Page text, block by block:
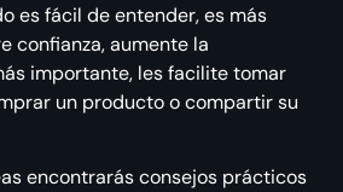
es fácil de entender, es más
confianza, aumente la
importante, les facilite tomar
un producto o compartir su
encontrarás consejos prácticos